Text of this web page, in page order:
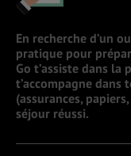
En recherche d’un
pratique pour
Go t’assiste dans
t’accompagne
(assurances,
séjour réussi.